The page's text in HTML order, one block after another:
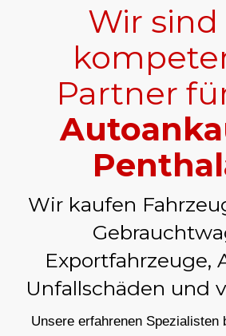
Wir sind
Partner
Wir kaufen
Exportfahrzeuge,
Unfallschäden und
Unsere erfahrenen Spezialisten